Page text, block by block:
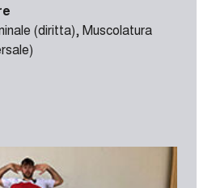
(diritta), Muscolatura